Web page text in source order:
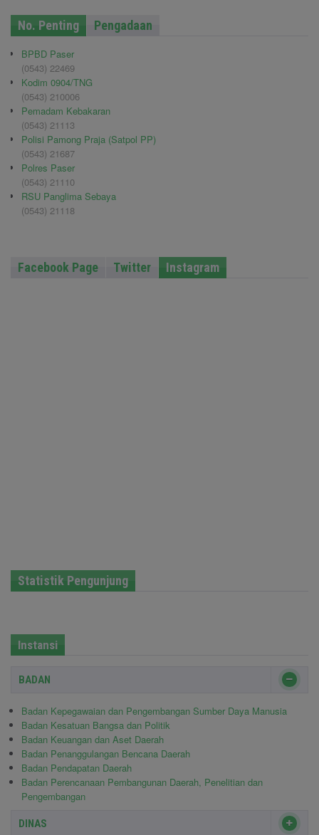
No. Penting Pengadaan
BPBD Paser
(0543) 22469
Kodim 0904/TNG
(0543) 210006
Pemadam Kebakaran
(0543) 21113
Polisi Pamong Praja (Satpol PP)
(0543) 21687
Polres Paser
(0543) 21110
RSU Panglima Sebaya
(0543) 21118
Facebook Page Twitter Instagram
Statistik Pengunjung
Instansi
BADAN
Badan Kepegawaian dan Pengembangan Sumber Daya Manusia
Badan Kesatuan Bangsa dan Politik
Badan Keuangan dan Aset Daerah
Badan Penanggulangan Bencana Daerah
Badan Pendapatan Daerah
Badan Perencanaan Pembangunan Daerah, Penelitian dan
Pengembangan
DINAS